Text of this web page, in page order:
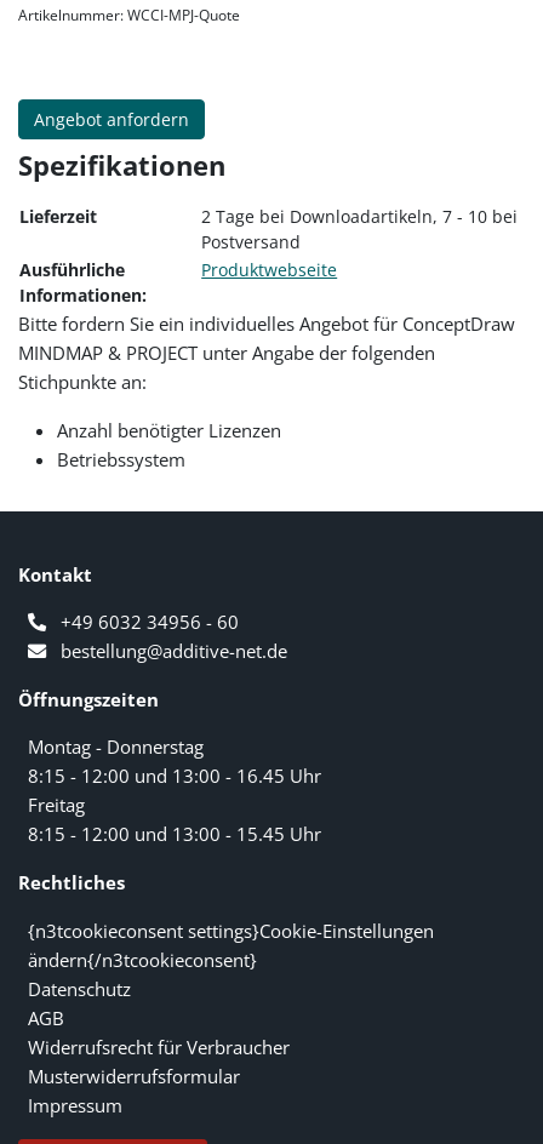
Artikelnummer: WCCI-MPJ-Quote
Angebot anfordern
Spezifikationen
Lieferzeit
2 Tage bei Downloadartikeln, 7 - 10 bei
Postversand
Ausführliche
Informationen:
Produktwebseite
Bitte fordern Sie ein individuelles Angebot für ConceptDraw
MINDMAP & PROJECT unter Angabe der folgenden
Stichpunkte an:
Anzahl benötigter Lizenzen
Betriebssystem
Kontakt
+49 6032 34956 - 60
bestellung@additive-net.de
Öffnungszeiten
Montag - Donnerstag
8:15 - 12:00 und 13:00 - 16.45 Uhr
Freitag
8:15 - 12:00 und 13:00 - 15.45 Uhr
Rechtliches
{n3tcookieconsent settings}Cookie-Einstellungen
ändern{/n3tcookieconsent}
Datenschutz
AGB
Widerrufsrecht für Verbraucher
Musterwiderrufsformular
Impressum